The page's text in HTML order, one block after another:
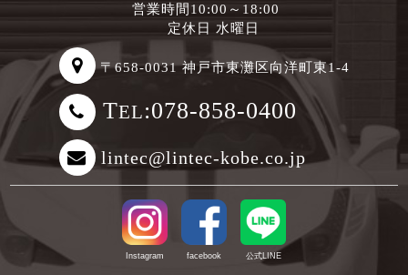
営業時間10:00～18:00
定休日 水曜日
〒658-0031 神戸市東灘区向洋町東1-4
TEL:078-858-0400
lintec@lintec-kobe.co.jp
Instagram facebook 公式LINE